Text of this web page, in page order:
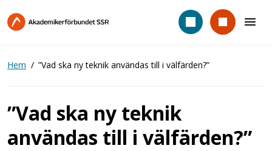
till
Hem ”Vad ska ny teknik användas till i välfärden?”
”Vad ska ny teknik
användas till i välfärden?”